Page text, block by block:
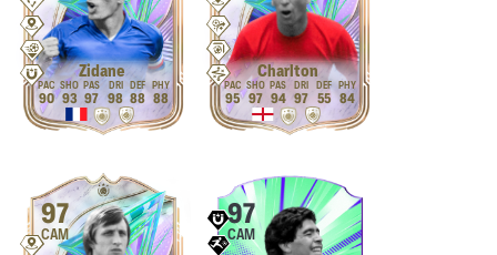
Zidane
90 93 97 98 88 88
Charlton
95 97 94 97 55 84
97
CAM
97
CAM